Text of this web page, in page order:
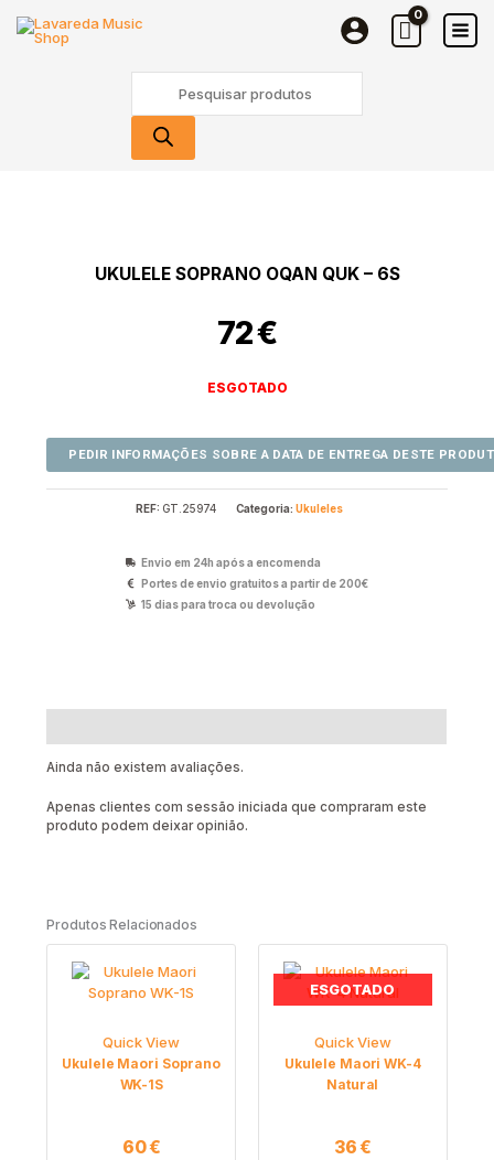
search
UKULELE SOPRANO OQAN QUK – 6S
72€
ESGOTADO
REF: GT.25974 Categoria: Ukuleles
Envio em 24h após a encomenda
Portes de envio gratuitos a partir de 200€
15 dias para troca ou devolução
Ainda não existem avaliações.
Apenas clientes com sessão iniciada que compraram este
produto podem deixar opinião.
Produtos Relacionados
Quick View
Ukulele Maori Soprano
WK-1S
60€
ESGOTADO
Quick View
Ukulele Maori WK-4
Natural
36€